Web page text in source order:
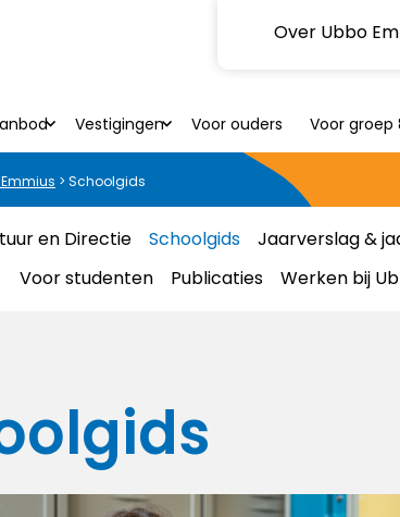
Vestigingen Voor ouders Voor groep
Over Ubbo
> Schoolgids
en Directie Schoolgids Jaarverslag &
Voor studenten
Publicaties Werken bij